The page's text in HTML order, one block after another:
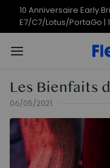
10 Anniversaire Early
E7/C7/Lotus/PortaGo |
Les Bienfaits
06/05/2021